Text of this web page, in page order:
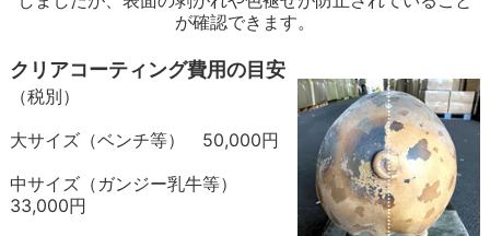
が確認できます。
クリアコーティング費用の目安
（税別）
大サイズ（ベンチ等） 50,000円
中サイズ（ガンジー乳牛等）
33,000円